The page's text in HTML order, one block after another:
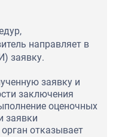
направляет в
заявку.
заявку и
заключения
оценочных
заявки
отказывает